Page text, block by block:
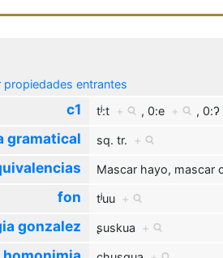
propiedades entrantes
c1 tʲ:t + , 0:e + , 0:ʔ
gramatical sq. tr. +
Mascar hayo, mascar
fon tʲuu +
gonzalez ʂuskua +